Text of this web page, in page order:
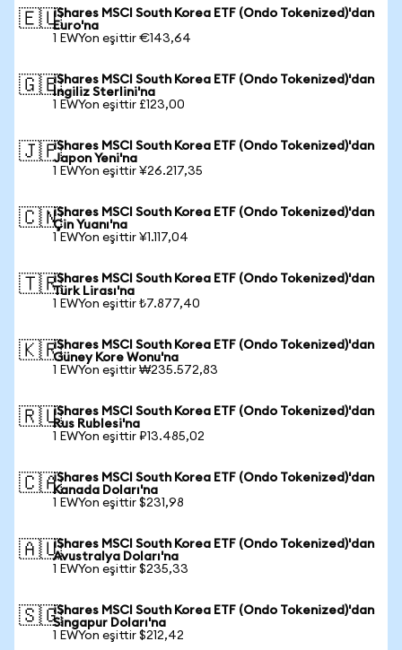
🇪🇺iShares MSCI South Korea ETF (Ondo Tokenized)'dan
Euro'na
1 EWYon eşittir €143,64
🇬🇧iShares MSCI South Korea ETF (Ondo Tokenized)'dan
İngiliz Sterlini'na
1 EWYon eşittir £123,00
🇯🇵iShares MSCI South Korea ETF (Ondo Tokenized)'dan
Japon Yeni'na
1 EWYon eşittir ¥26.217,35
🇨🇳iShares MSCI South Korea ETF (Ondo Tokenized)'dan
Çin Yuanı'na
1 EWYon eşittir ¥1.117,04
🇹🇷iShares MSCI South Korea ETF (Ondo Tokenized)'dan
Türk Lirası'na
1 EWYon eşittir ₺7.877,40
🇰🇷iShares MSCI South Korea ETF (Ondo Tokenized)'dan
Güney Kore Wonu'na
1 EWYon eşittir ₩235.572,83
🇷🇺iShares MSCI South Korea ETF (Ondo Tokenized)'dan
Rus Rublesi'na
1 EWYon eşittir ₽13.485,02
🇨🇦iShares MSCI South Korea ETF (Ondo Tokenized)'dan
Kanada Doları'na
1 EWYon eşittir $231,98
🇦🇺iShares MSCI South Korea ETF (Ondo Tokenized)'dan
Avustralya Doları'na
1 EWYon eşittir $235,33
🇸🇬iShares MSCI South Korea ETF (Ondo Tokenized)'dan
Singapur Doları'na
1 EWYon eşittir $212,42